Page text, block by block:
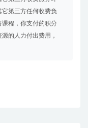
第三方任何收费负
程，你支付的积分
的人力付出费用，